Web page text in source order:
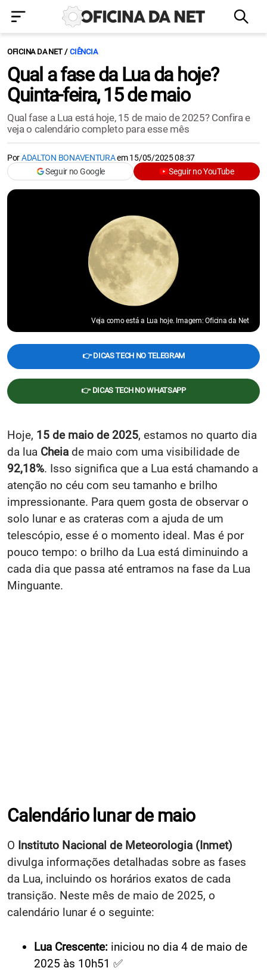
OFICINA DA NET CIÊNCIA
Qual a fase da Lua da hoje?
Quinta-feira, 15 de maio
Qual fase a Lua está hoje, 15 de maio de 2025? Confira e
veja o calendário completo para esse mês
PorADALTON BONAVENTURAem15/05/2025 08:37
Seguir no Google
Seguir no YouTube
Veja como está a Lua hoje. Imagem: Oficina da Net
👉 DICAS TECH NO TELEGRAM
👉 DICAS TECH NO WHATSAPP
Hoje, 15 de maio de 2025, estamos no quarto dia
da lua Cheia de maio com uma visibilidade de
92,18%. Isso significa que a Lua está chamando a
atenção no céu com seu tamanho e brilho
impressionante. Para quem gosta de observar o
solo lunar e as crateras com a ajuda de um
telescópio, esse é o momento ideal. Mas é por
pouco tempo: o brilho da Lua está diminuindo a
cada dia que passa até entramos na fase da Lua
Minguante.
Calendário lunar de maio
O Instituto Nacional de Meteorologia (Inmet)
divulga informações detalhadas sobre as fases
da Lua, incluindo os horários exatos de cada
transição. Neste mês de maio de 2025, o
calendário lunar é o seguinte:
Lua Crescente: iniciou no dia 4 de maio de
2025 às 10h51 ✅